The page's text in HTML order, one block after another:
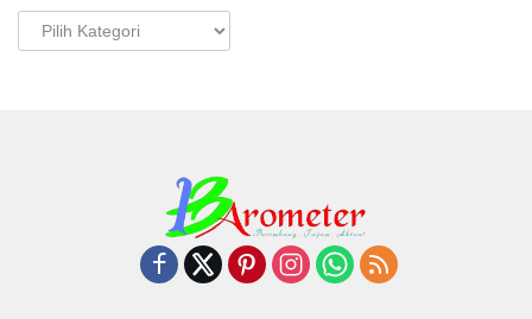
Kategori